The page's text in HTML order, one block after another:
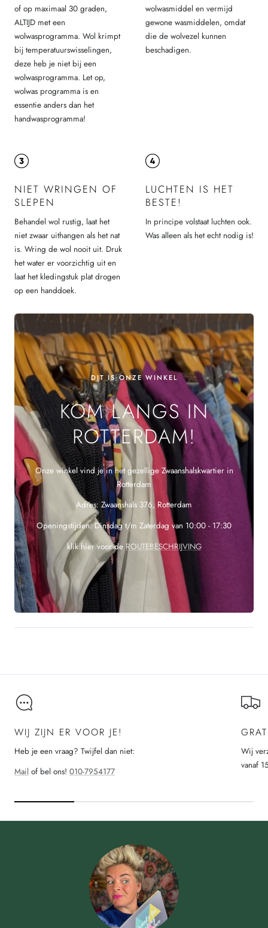
of op maximaal 30 graden,
ALTIJD met een
wolwasprogramma. Wol krimpt
bij temperatuurswisselingen,
deze heb je niet bij een
wolwasprogramma. Let op,
wolwas programma is en
essentie anders dan het
handwasprogramma!
wolwasmiddel en vermijd
gewone wasmiddelen, omdat
die de wolvezel kunnen
beschadigen.
NIET WRINGEN OF
SLEPEN
Behandel wol rustig, laat het
niet zwaar uithangen als het nat
is. Wring de wol nooit uit. Druk
het water er voorzichtig uit en
laat het kledingstuk plat drogen
op een handdoek.
LUCHTEN IS HET
BESTE!
In principe volstaat luchten ook.
Was alleen als het echt nodig is!
DIT IS ONZE WINKEL
KOM LANGS IN
ROTTERDAM!
Onze winkel vind je in het gezellige Zwaanshalskwartier in
Rotterdam
Adres: Zwaanshals 376, Rotterdam
Openingstijden: Dinsdag t/m Zaterdag van 10:00 - 17:30
klik hier voor deROUTEBESCHRIJVING
WIJ ZIJN ER VOOR JE!
Heb je een vraag? Twijfel dan niet:
Mail of bel ons! 010-7954177
Wij
vanaf